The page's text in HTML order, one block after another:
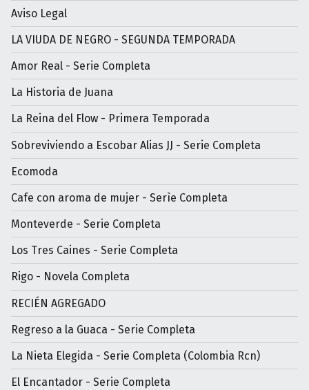
Aviso Legal
LA VIUDA DE NEGRO - SEGUNDA TEMPORADA
Amor Real - Serie Completa
La Historia de Juana
La Reina del Flow - Primera Temporada
Sobreviviendo a Escobar Alias JJ - Serie Completa
Ecomoda
Cafe con aroma de mujer - Serìe Completa
Monteverde - Serie Completa
Los Tres Caines - Serie Completa
Rigo - Novela Completa
RECIÉN AGREGADO
Regreso a la Guaca - Serie Completa
La Nieta Elegida - Serie Completa (Colombia Rcn)
El Encantador - Serie Completa